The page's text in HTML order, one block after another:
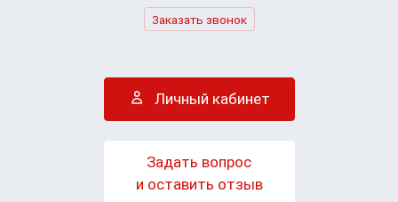
Заказать звонок
Личный кабинет
Задать вопрос
и оставить отзыв